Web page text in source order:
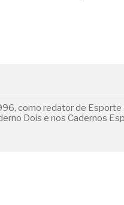
como redator de
Dois e nos Cadernos